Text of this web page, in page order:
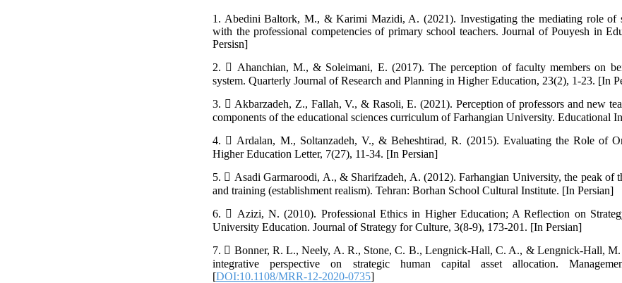
1. Abedini Baltork, M., & Karimi Mazidi, A. (2021). Investigating the mediating role of
with the professional competencies of primary school teachers. Journal of Pouyesh in
Persisn]
2.  Ahanchian, M., & Soleimani, E. (2017). The perception of faculty members on
system. Quarterly Journal of Research and Planning in Higher Education, 23(2), 1-23. [In
3.  Akbarzadeh, Z., Fallah, V., & Rasoli, E. (2021). Perception of professors and new
components of the educational sciences curriculum of Farhangian University. Educational
4.  Ardalan, M., Soltanzadeh, V., & Beheshtirad, R. (2015). Evaluating the Role of
Higher Education Letter, 7(27), 11-34. [In Persian]
5.  Asadi Garmaroodi, A., & Sharifzadeh, A. (2012). Farhangian University, the peak of
and training (establishment realism). Tehran: Borhan School Cultural Institute. [In Persian]
6.  Azizi, N. (2010). Professional Ethics in Higher Education; A Reflection on
University Education. Journal of Strategy for Culture, 3(8-9), 173-201. [In Persian]
7.  Bonner, R. L., Neely, A. R., Stone, C. B., Lengnick-Hall, C. A., & Lengnick-Hall,
integrative perspective on strategic human capital asset allocation.
[DOI:10.1108/MRR-12-2020-0735]